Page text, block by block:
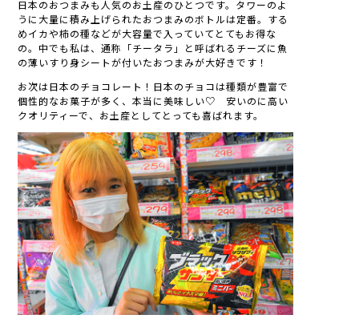
日本のおつまみも人気のお土産のひとつです。タワーのよ
うに大量に積み上げられたおつまみのボトルは定番。する
めイカや柿の種などが大容量で入っていてとてもお得な
の。中でも私は、通称「チータラ」と呼ばれるチーズに魚
の薄いすり身シートが付いたおつまみが大好きです！
お次は日本のチョコレート！日本のチョコは種類が豊富で
個性的なお菓子が多く、本当に美味しい♡ 安いのに高い
クオリティーで、お土産としてとっても喜ばれます。